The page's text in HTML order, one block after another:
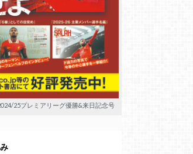
25プレミアリーグ優勝&来日記念号